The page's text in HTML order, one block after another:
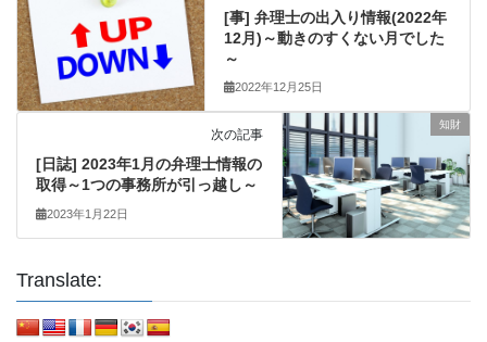
[事] 弁理士の出入り情報(2022年
12月)～動きのすくない月でした
～
2022年12月25日
知財
次の記事
[日誌] 2023年1月の弁理士情報の
取得～1つの事務所が引っ越し～
2023年1月22日
Translate: